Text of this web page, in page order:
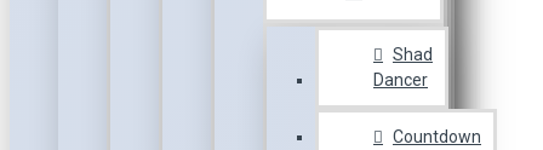
Shad
Dancer
Countdown